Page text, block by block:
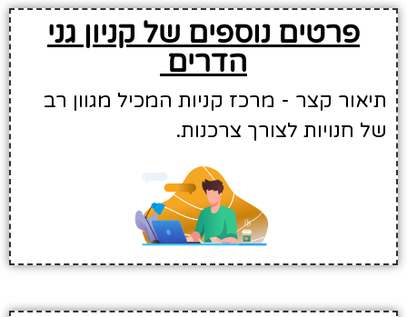
פרטים נוספים של קניון גני
הדרים
תיאור קצר - מרכז קניות המכיל מגוון רב
של חנויות לצורך צרכנות.